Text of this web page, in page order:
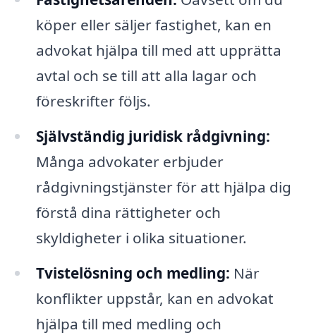
köper eller säljer fastighet, kan en
advokat hjälpa till med att upprätta
avtal och se till att alla lagar och
föreskrifter följs.
Självständig juridisk rådgivning:
Många advokater erbjuder
rådgivningstjänster för att hjälpa dig
förstå dina rättigheter och
skyldigheter i olika situationer.
Tvistelösning och medling: När
konflikter uppstår, kan en advokat
hjälpa till med medling och